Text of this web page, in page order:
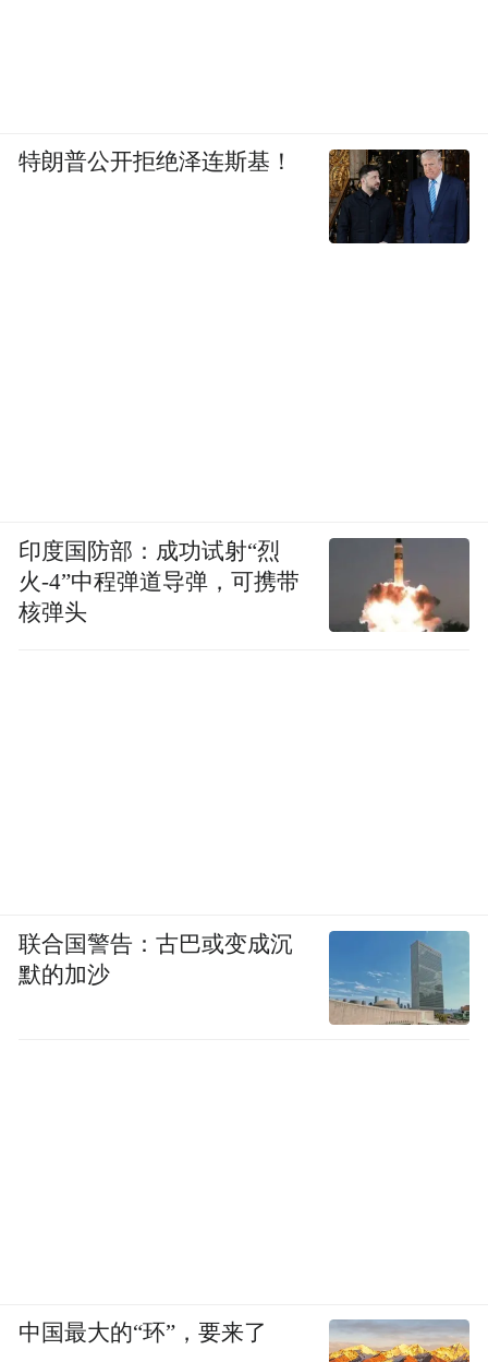
特朗普公开拒绝泽连斯基！
印度国防部：成功试射“烈
火-4”中程弹道导弹，可携带
核弹头
联合国警告：古巴或变成沉
默的加沙
中国最大的“环”，要来了